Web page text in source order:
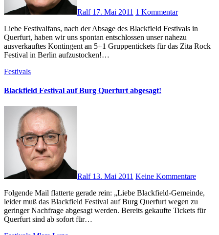
Ralf 17. Mai 2011 1 Kommentar
Liebe Festivalfans, nach der Absage des Blackfield Festivals in
Querfurt, haben wir uns spontan entschlossen unser nahezu
ausverkauftes Kontingent an 5+1 Gruppentickets für das Zita Rock
Festival in Berlin aufzustocken!…
Festivals
Blackfield Festival auf Burg Querfurt abgesagt!
Ralf 13. Mai 2011 Keine Kommentare
Folgende Mail flatterte gerade rein: „Liebe Blackfield-Gemeinde,
leider muß das Blackfield Festival auf Burg Querfurt wegen zu
geringer Nachfrage abgesagt werden. Bereits gekaufte Tickets für
Querfurt sind ab sofort für…